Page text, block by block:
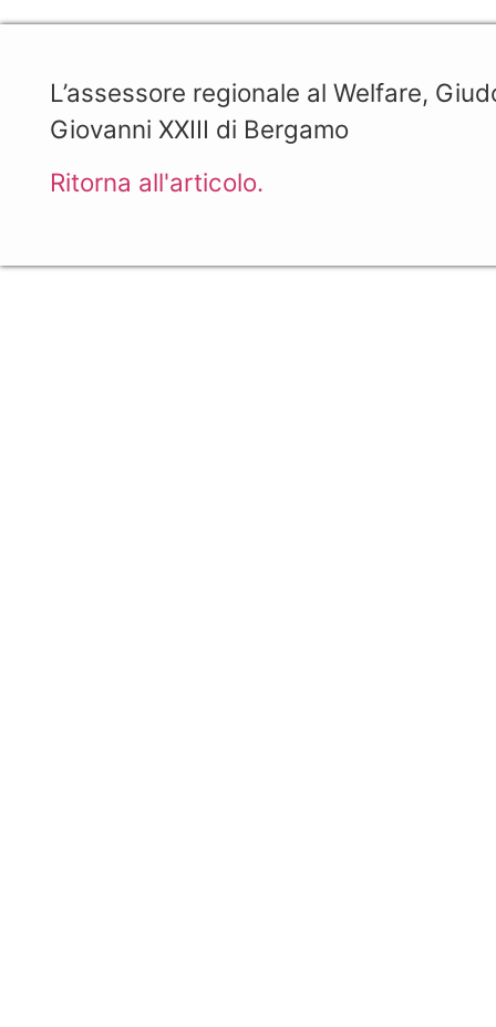
L’assessore regionale al Welfare,
Giovanni XXIII di Bergamo
Ritorna all'articolo.